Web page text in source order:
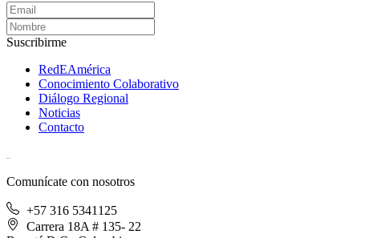
Suscribirme
RedEAmérica
Conocimiento Colaborativo
Diálogo Regional
Noticias
Contacto
Comunícate con nosotros
+57 316 5341125
Carrera 18A # 135- 22